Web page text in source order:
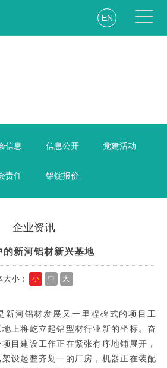
EN
信息 信息公开 党建活动
责任 铝锭报价
企业资讯
的新河铝材新兴基地
小： 小 中 大
新河铝材发展又一里程碑式的项目工
上将屹立起铝型材行业新的坐标。奋
目建设工作正在紧张有序地铺展开，
设起整齐划一的厂房，机器正在装配